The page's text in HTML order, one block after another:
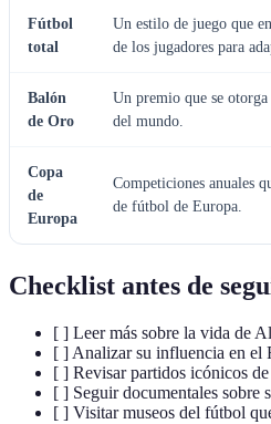
Fútbol
total
Un estilo de juego que
de los jugadores para
Balón
de Oro
Un premio que se
del mundo.
Copa
de
Europa
Competiciones anuales
de fútbol de Europa.
Checklist antes de
[ ] Leer más sobre la vida de
[ ] Analizar su influencia en el
[ ] Revisar partidos icónicos de
[ ] Seguir documentales sobre
[ ] Visitar museos del fútbol